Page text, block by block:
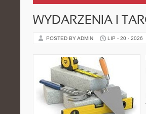
WYDARZENIA I
POSTED BY ADMIN LIP - 20 - 2026